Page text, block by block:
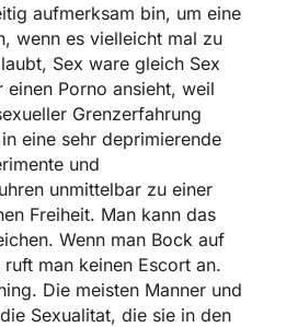
aufmerksam bin, um eine
wenn es vielleicht mal zu
Sex ware gleich Sex
einen Porno ansieht, weil
Grenzerfahrung
eine sehr deprimierende
und
unmittelbar zu einer
Freiheit. Man kann das
Wenn man Bock auf
man keinen Escort an.
Die meisten Manner und
Sexualitat, die sie in den